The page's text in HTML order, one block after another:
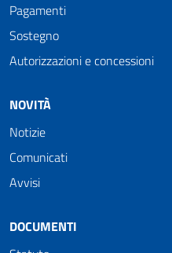
Pagamenti
Sostegno
Autorizzazioni e concessioni
NOVITÀ
Notizie
Comunicati
Avvisi
DOCUMENTI